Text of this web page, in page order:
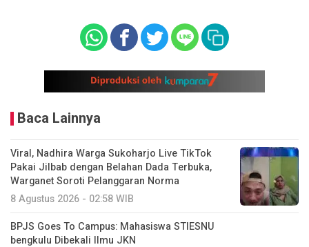
Baca Lainnya
Viral, Nadhira Warga Sukoharjo Live TikTok
Pakai Jilbab dengan Belahan Dada Terbuka,
Warganet Soroti Pelanggaran Norma
8 Agustus 2026 - 02:58 WIB
BPJS Goes To Campus: Mahasiswa STIESNU
bengkulu Dibekali Ilmu JKN